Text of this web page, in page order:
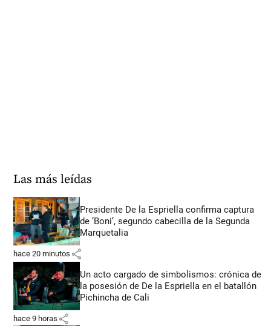
Las más leídas
Presidente De la Espriella confirma captura
de ‘Boni’, segundo cabecilla de la Segunda
Marquetalia
hace 20 minutos share
Un acto cargado de simbolismos: crónica de
la posesión de De la Espriella en el batallón
Pichincha de Cali
hace 9 horas share